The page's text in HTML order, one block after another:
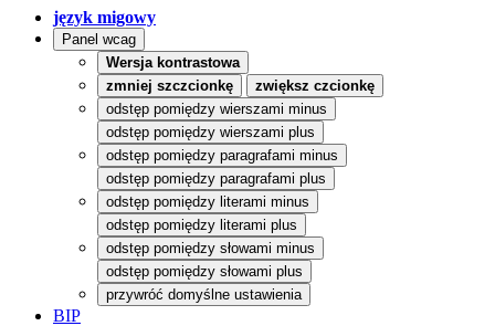
język migowy
Panel wcag
Wersja kontrastowa
zmniej szczcionkę
zwiększ czcionkę
odstęp pomiędzy wierszami minus
odstęp pomiędzy wierszami plus
odstęp pomiędzy paragrafami minus
odstęp pomiędzy paragrafami plus
odstęp pomiędzy literami minus
odstęp pomiędzy literami plus
odstęp pomiędzy słowami minus
odstęp pomiędzy słowami plus
przywróć domyślne ustawienia
BIP